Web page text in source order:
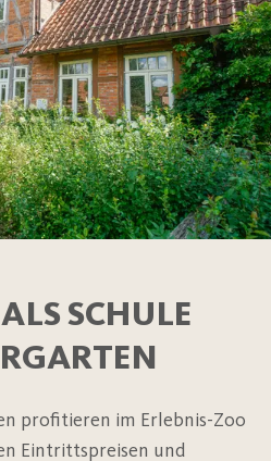
SCHULE
profitieren im Erlebnis-Zoo
Eintrittspreisen und